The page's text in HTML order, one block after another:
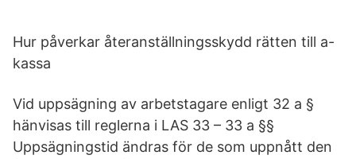
Hur påverkar återanställningsskydd rätten till a-
kassa
Vid uppsägning av arbetstagare enligt 32 a §
hänvisas till reglerna i LAS 33 – 33 a §§
Uppsägningstid ändras för de som uppnått den